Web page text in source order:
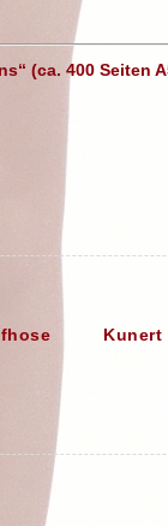
(ca. 400 Seiten
Kunert